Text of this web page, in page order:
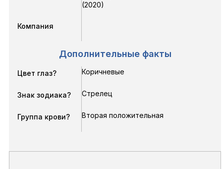
(2020)
Компания
Дополнительные факты
Цвет глаз? Коричневые
Знак зодиака? Стрелец
Группа крови? Вторая положительная